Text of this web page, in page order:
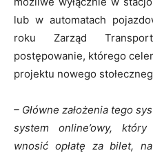
lub w automatach
roku Zarząd
postępowanie, którego
projektu nowego
– Główne założenia tego
system online’owy,
wnosić opłatę za bilet,